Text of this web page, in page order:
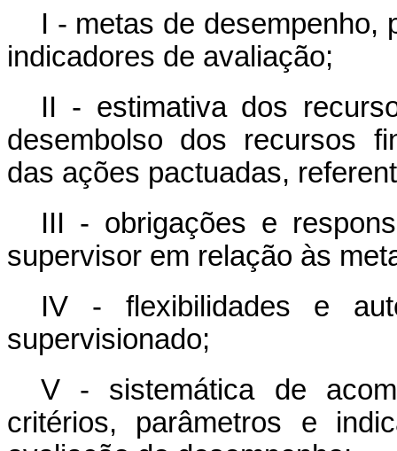
I - metas de desempenho,
indicadores de avaliação;
II - estimativa dos
desembolso dos recursos
das ações pactuadas,
III - obrigações e
supervisor em relação às
IV - flexibilidades e
supervisionado;
V - sistemática de
critérios, parâmetros e